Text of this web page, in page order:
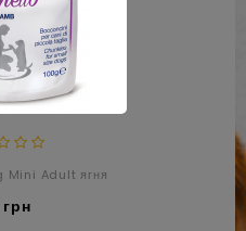
Mini Adult ягня